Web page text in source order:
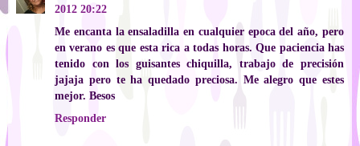
2012 20:22
Me encanta la ensaladilla en cualquier epoca del año, pero
en verano es que esta rica a todas horas. Que paciencia has
tenido con los guisantes chiquilla, trabajo de precisión
jajaja pero te ha quedado preciosa. Me alegro que estes
mejor. Besos
Responder